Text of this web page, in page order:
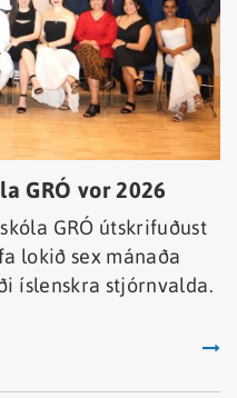
GRÓ vor 2026
GRÓ útskrifuðust
lokið sex mánaða
íslenskra stjórnvalda.